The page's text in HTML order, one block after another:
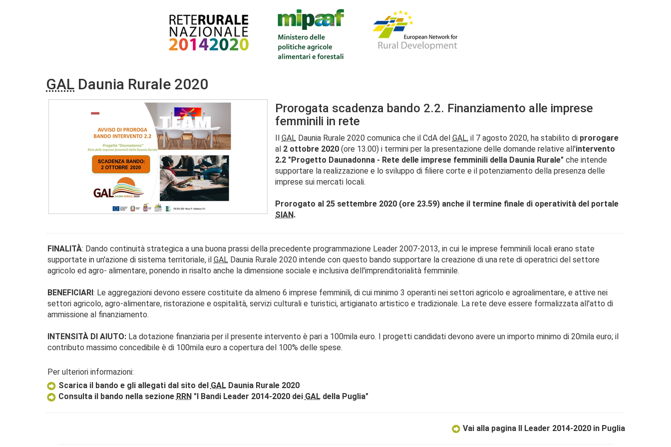
GAL Daunia Rurale 2020
Prorogata scadenza bando 2.2. Finanziamento alle imprese
femminili in rete
Il GAL Daunia Rurale 2020 comunica che il CdA del GAL, il 7 agosto 2020, ha stabilito di prorogare
al 2 ottobre 2020 (ore 13.00) i termini per la presentazione delle domande relative all'intervento
2.2 "Progetto Daunadonna - Rete delle imprese femminili della Daunia Rurale" che intende
supportare la realizzazione e lo sviluppo di filiere corte e il potenziamento della presenza delle
imprese sui mercati locali.
Prorogato al 25 settembre 2020 (ore 23.59) anche il termine finale di operatività del portale
SIAN.
FINALITÀ: Dando continuità strategica a una buona prassi della precedente programmazione Leader 2007-2013, in cui le imprese femminili locali erano state
supportate in un'azione di sistema territoriale, il GAL Daunia Rurale 2020 intende con questo bando supportare la creazione di una rete di operatrici del settore
agricolo ed agro- alimentare, ponendo in risalto anche la dimensione sociale e inclusiva dell'imprenditorialità femminile.
BENEFICIARI: Le aggregazioni devono essere costituite da almeno 6 imprese femminili, di cui minimo 3 operanti nei settori agricolo e agroalimentare, e attive nei
settori agricolo, agro-alimentare, ristorazione e ospitalità, servizi culturali e turistici, artigianato artistico e tradizionale. La rete deve essere formalizzata all'atto di
ammissione al finanziamento.
INTENSITÀ DI AIUTO: La dotazione finanziaria per il presente intervento è pari a 100mila euro. I progetti candidati devono avere un importo minimo di 20mila euro; il
contributo massimo concedibile è di 100mila euro a copertura del 100% delle spese.
Per ulteriori informazioni:
Scarica il bando e gli allegati dal sito del GALDaunia Rurale 2020
Consulta il bando nella sezione RRN "I Bandi Leader 2014-2020 dei GALdella Puglia"
Vai alla pagina Il Leader 2014-2020 in Puglia